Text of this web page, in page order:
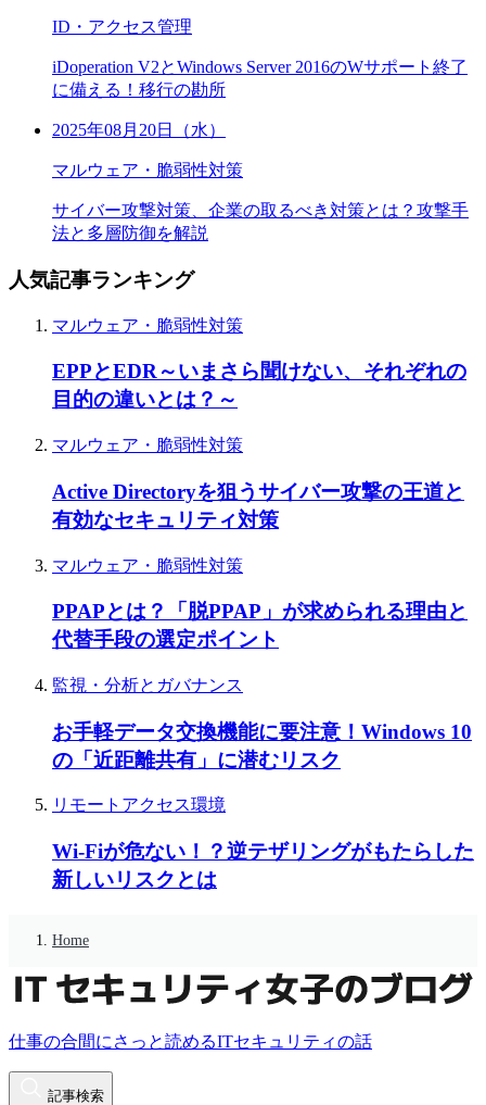
ID・アクセス管理
iDoperation V2とWindows Server 2016のWサポート終了
に備える！移行の勘所
2025年08月20日（水）
マルウェア・脆弱性対策
サイバー攻撃対策、企業の取るべき対策とは？攻撃手
法と多層防御を解説
人気記事ランキング
マルウェア・脆弱性対策
EPPとEDR～いまさら聞けない、それぞれの
目的の違いとは？～
マルウェア・脆弱性対策
Active Directoryを狙うサイバー攻撃の王道と
有効なセキュリティ対策
マルウェア・脆弱性対策
PPAPとは？「脱PPAP」が求められる理由と
代替手段の選定ポイント
監視・分析とガバナンス
お手軽データ交換機能に要注意！Windows 10
の「近距離共有」に潜むリスク
リモートアクセス環境
Wi-Fiが危ない！？逆テザリングがもたらした
新しいリスクとは
Home
仕事の合間にさっと読めるITセキュリティの話
記事検索